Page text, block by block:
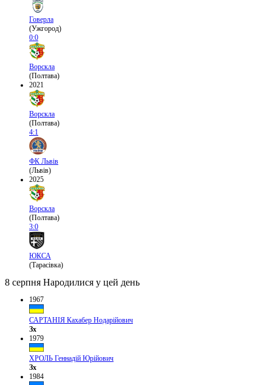
Говерла
(Ужгород)
0:0
Ворскла
(Полтава)
2021
Ворскла
(Полтава)
4:1
ФК Львів
(Львів)
2025
Ворскла
(Полтава)
3:0
ЮКСА
(Тарасівка)
8 серпня Народилися у цей день
1967
САРТАНІЯ Кахабер Нодарійович
Зх
1979
ХРОЛЬ Геннадій Юрійович
Зх
1984